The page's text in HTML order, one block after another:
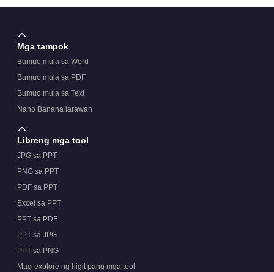
Mga tampok
Bumuo mula sa Word
Bumuo mula sa PDF
Bumuo mula sa Text
Nano Banana larawan
Libreng mga tool
JPG sa PPT
PNG sa PPT
PDF sa PPT
Excel sa PPT
PPT sa PDF
PPT sa JPG
PPT sa PNG
Mag-explore ng higit pang mga tool